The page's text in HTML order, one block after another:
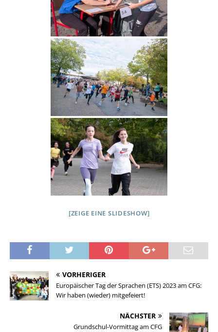
[ZEIGE EINE SLIDESHOW]
VORHERIGER
Europäischer Tag der Sprachen (ETS) 2023 am CFG:
Wir haben (wieder) mitgefeiert!
NÄCHSTER
Grundschul-Vormittag am CFG